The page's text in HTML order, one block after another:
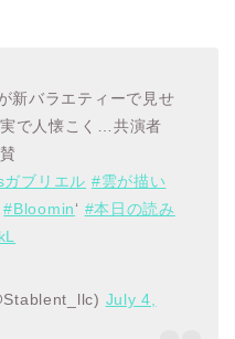
新バラエティーで見せ
で人懐こく…共演者
ブリエル #雲が描い
#Bloomin‘ #本日の読み
July 4,